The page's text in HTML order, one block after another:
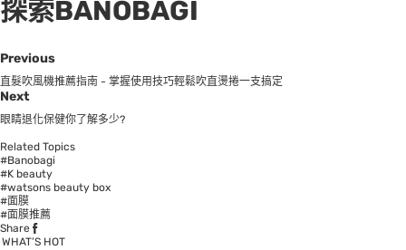
探索BANOBAGI
Previous
直髮吹風機推薦指南 - 掌握使用技巧輕鬆吹直燙捲一支搞定
Next
眼睛退化保健你了解多少?
Related Topics
#Banobagi
#K beauty
#watsons beauty box
#面膜
#面膜推薦
Share
WHAT’S HOT